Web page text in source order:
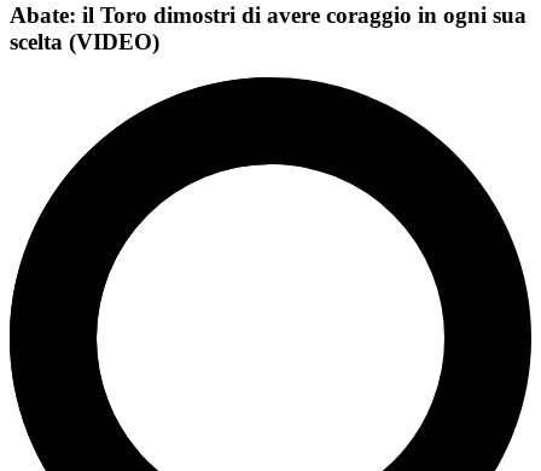
Abate: il Toro dimostri di avere coraggio in ogni sua
scelta (VIDEO)